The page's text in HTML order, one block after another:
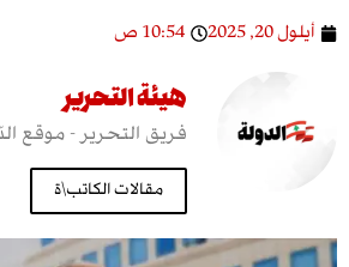
10:54 ص
هيئة التحرير
فريق التحرير - موقع الدّولة
مقالات الكاتب\ة